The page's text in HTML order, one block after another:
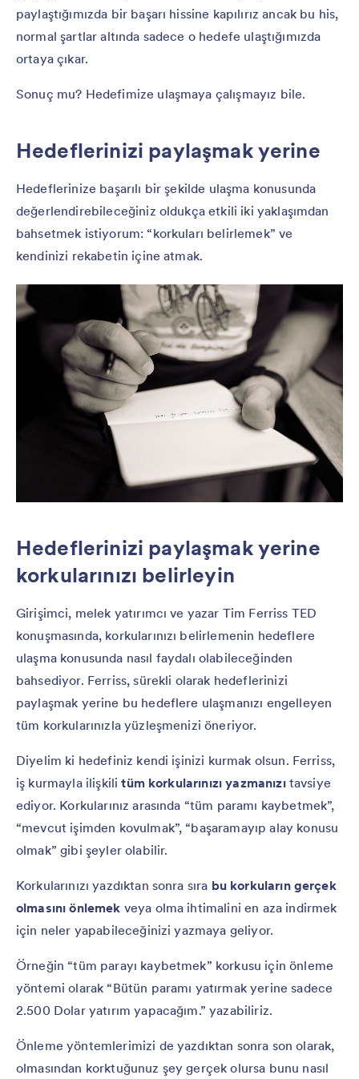
paylaştığımızda bir başarı hissine kapılırız ancak bu his,
normal şartlar altında sadece o hedefe ulaştığımızda
ortaya çıkar.
Sonuç mu? Hedefimize ulaşmaya çalışmayız bile.
Hedeflerinizi paylaşmak yerine
Hedeflerinize başarılı bir şekilde ulaşma konusunda
değerlendirebileceğiniz oldukça etkili iki yaklaşımdan
bahsetmek istiyorum: “korkuları belirlemek” ve
kendinizi rekabetin içine atmak.
Hedeflerinizi paylaşmak yerine
korkularınızı belirleyin
Girişimci, melek yatırımcı ve yazar Tim Ferriss TED
konuşmasında, korkularınızı belirlemenin hedeflere
ulaşma konusunda nasıl faydalı olabileceğinden
bahsediyor. Ferriss, sürekli olarak hedeflerinizi
paylaşmak yerine bu hedeflere ulaşmanızı engelleyen
tüm korkularınızla yüzleşmenizi öneriyor.
Diyelim ki hedefiniz kendi işinizi kurmak olsun. Ferriss,
iş kurmayla ilişkilitüm korkularınızı yazmanızı tavsiye
ediyor. Korkularınız arasında “tüm paramı kaybetmek”,
“mevcut işimden kovulmak”, “başaramayıp alay konusu
olmak” gibi şeyler olabilir.
Korkularınızı yazdıktan sonra sıra bu korkuların gerçek
olmasını önlemek veya olma ihtimalini en aza indirmek
için neler yapabileceğinizi yazmaya geliyor.
Örneğin “tüm parayı kaybetmek” korkusu için önleme
yöntemi olarak “Bütün paramı yatırmak yerine sadece
2.500 Dolar yatırım yapacağım.” yazabiliriz.
Önleme yöntemlerimizi de yazdıktan sonra son olarak,
olmasından korktuğunuz şey gerçek olursa bunu nasıl